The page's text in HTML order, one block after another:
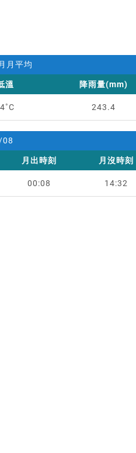
月平均
溫 降雨量(mm)
243.4
08
月出時刻 月沒時刻
00:08 14:32